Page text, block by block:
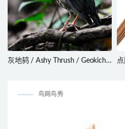
灰地鸫 / Ashy Thrush / Geokichla
鸟网鸟秀